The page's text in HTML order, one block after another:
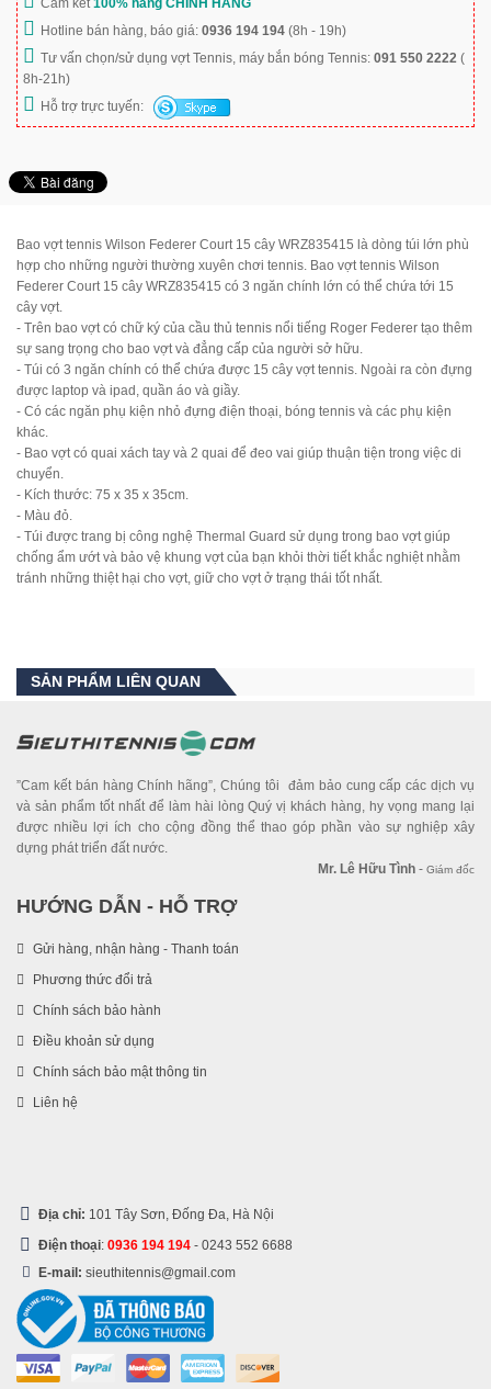
Cam kết100% hàng CHÍNH HÃNG
Hotline bán hàng, báo giá: 0936 194 194 (8h - 19h)
Tư vấn chọn/sử dụng vợt Tennis, máy bắn bóng Tennis: 091 550 2222 (
8h-21h)
Hỗ trợ trực tuyến:
Bao vợt tennis Wilson Federer Court 15 cây WRZ835415 là dòng túi lớn phù
hợp cho những người thường xuyên chơi tennis. Bao vợt tennis Wilson
Federer Court 15 cây WRZ835415 có 3 ngăn chính lớn có thể chứa tới 15
cây vợt.
- Trên bao vợt có chữ ký của cầu thủ tennis nổi tiếng Roger Federer tạo thêm
sự sang trọng cho bao vợt và đẳng cấp của người sở hữu.
- Túi có 3 ngăn chính có thể chứa được 15 cây vợt tennis. Ngoài ra còn đựng
được laptop và ipad, quần áo và giầy.
- Có các ngăn phụ kiện nhỏ đựng điện thoại, bóng tennis và các phụ kiện
khác.
- Bao vợt có quai xách tay và 2 quai để đeo vai giúp thuận tiện trong việc di
chuyển.
- Kích thước: 75 x 35 x 35cm.
- Màu đỏ.
- Túi được trang bị công nghệ Thermal Guard sử dụng trong bao vợt giúp
chống ẩm ướt và bảo vệ khung vợt của bạn khỏi thời tiết khắc nghiệt nhằm
tránh những thiệt hại cho vợt, giữ cho vợt ở trạng thái tốt nhất.
SẢN PHẨM LIÊN QUAN
”Cam kết bán hàng Chính hãng”, Chúng tôi đảm bảo cung cấp các dịch vụ
và sản phẩm tốt nhất để làm hài lòng Quý vị khách hàng, hy vọng mang lại
được nhiều lợi ích cho cộng đồng thể thao góp phần vào sự nghiệp xây
dựng phát triển đất nước.
Mr. Lê Hữu Tình - Giám đốc
HƯỚNG DẪN - HỖ TRỢ
Gửi hàng, nhận hàng - Thanh toán
Phương thức đổi trả
Chính sách bảo hành
Điều khoản sử dụng
Chính sách bảo mật thông tin
Liên hệ
Địa chỉ: 101 Tây Sơn, Đống Đa, Hà Nội
Điện thoại: 0936 194 194 - 0243 552 6688
E-mail: sieuthitennis@gmail.com